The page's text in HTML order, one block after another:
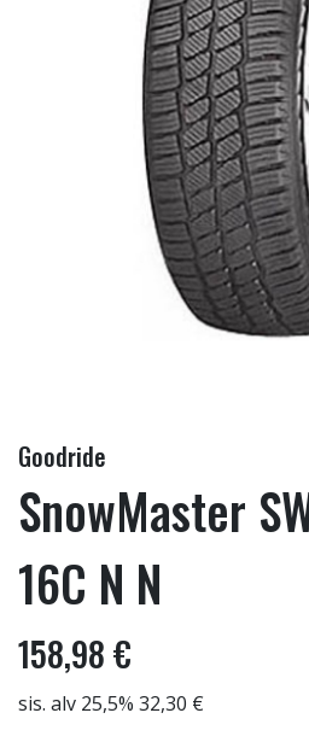
Goodride
SnowMaster
16C N N
158,98 €
sis. alv 25,5% 32,30 €